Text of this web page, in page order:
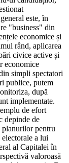
este, în
"business" din
economice și
rând, aplicarea
civice active și
economice
simpli spectatori
publice, putem
după
implementate.
de efort
depinde de
planurilor pentru
a lui
al Capitalei în
valoroasă